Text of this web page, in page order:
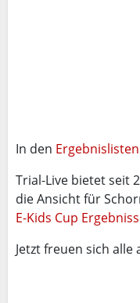
In den
Trial-Live bietet seit
die Ansicht für
E-Kids Cup
Jetzt freuen sich